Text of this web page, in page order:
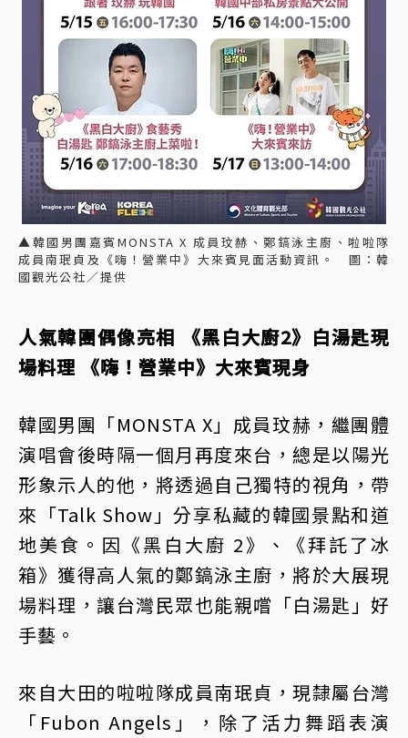
▲韓國男團嘉賓MONSTA X 成員玟赫、鄭鎬泳主廚、啦啦隊
成員南珉貞及《嗨！營業中》大來賓見面活動資訊。 圖：韓
國觀光公社／提供
人氣韓團偶像亮相 《黑白大廚2》白湯匙現
場料理 《嗨！營業中》大來賓現身
韓國男團「MONSTA X」成員玟赫，繼團體
演唱會後時隔一個月再度來台，總是以陽光
形象示人的他，將透過自己獨特的視角，帶
來「Talk Show」分享私藏的韓國景點和道
地美食。因《黑白大廚 2》、《拜託了冰
箱》獲得高人氣的鄭鎬泳主廚，將於大展現
場料理，讓台灣民眾也能親嚐「白湯匙」好
手藝。
來自大田的啦啦隊成員南珉貞，現隸屬台灣
「Fubon Angels」，除了活力舞蹈表演